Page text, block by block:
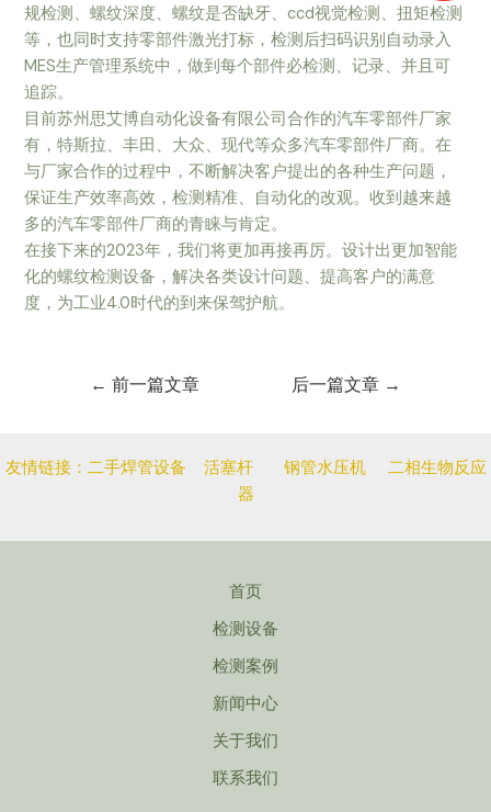
规检测、螺纹深度、螺纹是否缺牙、ccd视觉检测、扭矩检测
等，也同时支持零部件激光打标，检测后扫码识别自动录入
MES生产管理系统中，做到每个部件必检测、记录、并且可
追踪。
目前苏州思艾博自动化设备有限公司合作的汽车零部件厂家
有，特斯拉、丰田、大众、现代等众多汽车零部件厂商。在
与厂家合作的过程中，不断解决客户提出的各种生产问题，
保证生产效率高效，检测精准、自动化的改观。收到越来越
多的汽车零部件厂商的青睐与肯定。
在接下来的2023年，我们将更加再接再厉。设计出更加智能
化的螺纹检测设备，解决各类设计问题、提高客户的满意
度，为工业4.0时代的到来保驾护航。
航
← 前一篇文章 后一篇文章 →
友情链接： 二手焊管设备 活塞杆 钢管水压机
二相生物反应
器
首页
检测设备
检测案例
新闻中心
关于我们
联系我们